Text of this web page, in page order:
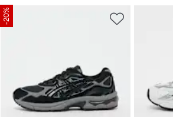
-20%